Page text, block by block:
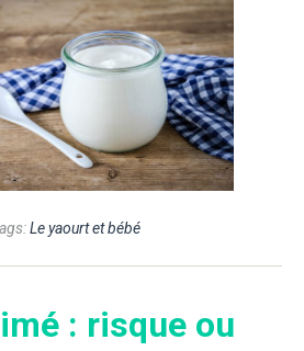
Le yaourt et bébé
: risque ou